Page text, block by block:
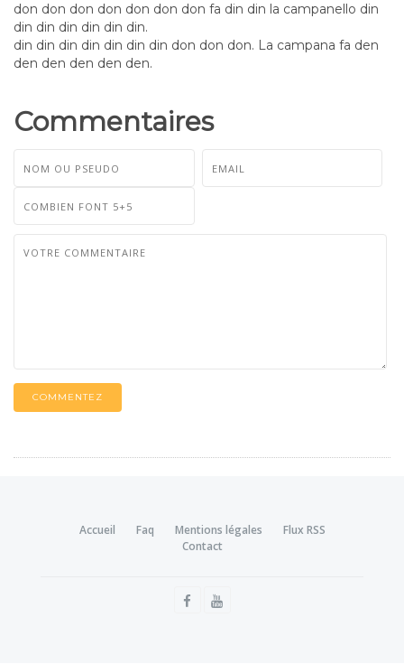
don don don don don don don fa din din la campanello din
din din din din din din.
din din din din din din din don don don. La campana fa den
den den den den den.
Commentaires
COMMENTEZ
Accueil Faq Mentions légales
Flux RSS
Contact